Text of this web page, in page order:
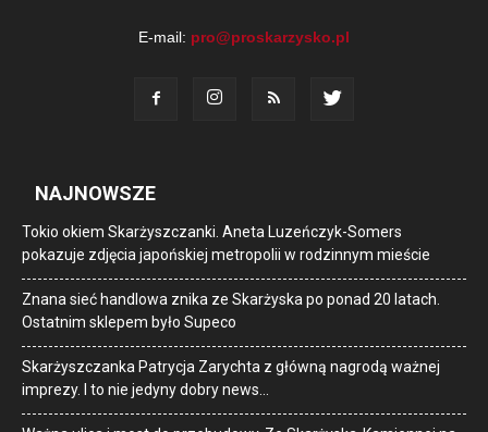
E-mail: pro@proskarzysko.pl
NAJNOWSZE
Tokio okiem Skarżyszczanki. Aneta Luzeńczyk-Somers
pokazuje zdjęcia japońskiej metropolii w rodzinnym mieście
Znana sieć handlowa znika ze Skarżyska po ponad 20 latach.
Ostatnim sklepem było Supeco
Skarżyszczanka Patrycja Zarychta z główną nagrodą ważnej
imprezy. I to nie jedyny dobry news…